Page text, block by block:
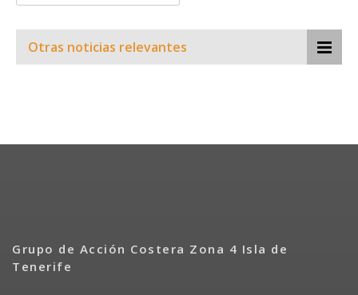
Otras noticias relevantes
Grupo de Acción Costera Zona 4 Isla de
Tenerife